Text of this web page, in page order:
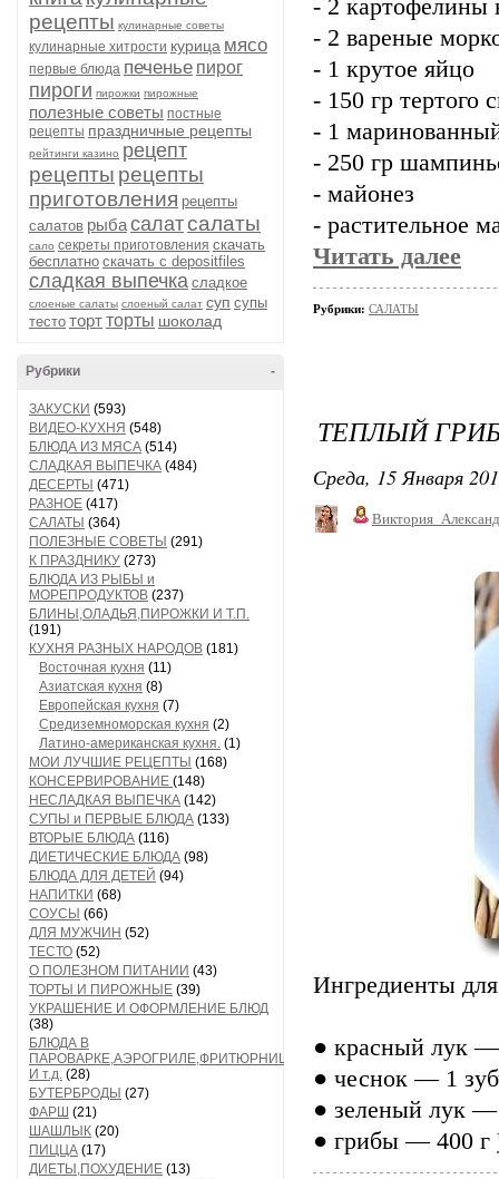
рецепты кулинарные советы
кулинарные хитрости курица мясо
первые блюда печенье пирог
пироги пирожки пирожные
полезные советы постные
рецепты праздничные рецепты
рейтинги казино рецепт
рецепты рецепты
приготовления рецепты
салатов рыбасалатсалаты
сало секреты приготовления скачать
бесплатно скачать с depositfiles
сладкая выпечка сладкое
слоеные салаты слоеный салат суп супы
тесто тортторты шоколад
-
Рубрики
ЗАКУСКИ (593)
ВИДЕО-КУХНЯ (548)
БЛЮДА ИЗ МЯСА (514)
СЛАДКАЯ ВЫПЕЧКА (484)
ДЕСЕРТЫ (471)
РАЗНОЕ (417)
САЛАТЫ (364)
ПОЛЕЗНЫЕ СОВЕТЫ (291)
К ПРАЗДНИКУ (273)
БЛЮДА ИЗ РЫБЫ и
МОРЕПРОДУКТОВ (237)
БЛИНЫ,ОЛАДЬЯ,ПИРОЖКИ И Т.П.
(191)
КУХНЯ РАЗНЫХ НАРОДОВ (181)
Восточная кухня (11)
Азиатская кухня (8)
Европейская кухня (7)
Средиземноморская кухня (2)
Латино-американская кухня. (1)
МОИ ЛУЧШИЕ РЕЦЕПТЫ (168)
КОНСЕРВИРОВАНИЕ (148)
НЕСЛАДКАЯ ВЫПЕЧКА (142)
СУПЫ и ПЕРВЫЕ БЛЮДА (133)
ВТОРЫЕ БЛЮДА (116)
ДИЕТИЧЕСКИЕ БЛЮДА (98)
БЛЮДА ДЛЯ ДЕТЕЙ (94)
НАПИТКИ (68)
СОУСЫ (66)
ДЛЯ МУЖЧИН (52)
ТЕСТО (52)
О ПОЛЕЗНОМ ПИТАНИИ (43)
ТОРТЫ И ПИРОЖНЫЕ (39)
УКРАШЕНИЕ И ОФОРМЛЕНИЕ БЛЮД
(38)
БЛЮДА В
ПАРОВАРКЕ,АЭРОГРИЛЕ,ФРИТЮРНИЦЕ
И т.д. (28)
БУТЕРБРОДЫ (27)
ФАРШ (21)
ШАШЛЫК (20)
ПИЦЦА (17)
ДИЕТЫ,ПОХУДЕНИЕ (13)
- 2 картофелины
- 2 вареные
- 1 крутое яйцо
- 150 гр тертого
- 1
- 250 гр
- майонез
- растительное
Читать далее
Рубрики: САЛАТЫ
ТЕПЛЫЙ
Среда, 15 Января
Ингредиенты
● красный лук
● чеснок — 1
● зеленый лук
● грибы — 400 г